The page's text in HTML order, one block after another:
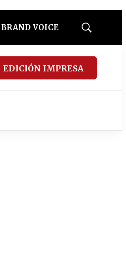
BRAND VOICE
Mostrar
EDICIÓN IMPRESA